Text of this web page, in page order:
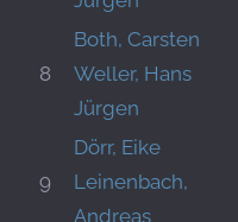
8
Both, Carsten
Weller, Hans
Jürgen
9
Dörr, Eike
Leinenbach,
Andreas